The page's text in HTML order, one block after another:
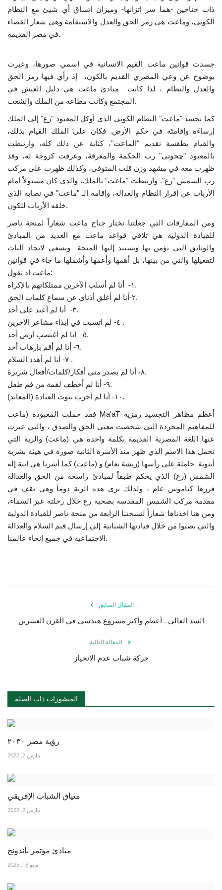
إرث جمال عبدالناصر
شروط وأحكام منحة ناصر للقيادة الدولية
منحة ناصر للقيادة الدولية
مرجعياتنا
المواطن العالمي
الرواد
فرص
وثائق
الفيديوهات
الرعاة
الشركاء
Gallery
لغة
English
French Arabic
ذات جناحين -هما سر اتزانها- وميزان اتساق أي شيئ مع النظام
الكوني، وماعت هي رمز الحق والعدل والاستقامة وهي شعار القضاء
في مصر القديمة.
جسدت قوانين ماعت القيم الانسانية في اسمي صورها، وعبرت
بوضوح عن وعي المصري القديم بالكون، إذ رأي فيها رمز الحق
والعدل والنظام ، لذا كانت مبادئ ماعت هي دليل العيش في
المجتمع وكانت مطاعة من الملك والشعب.
كما تجسد "ماعت" النظام الكونى الذى أوكل المعبود "رع" إلى الملك
إرساءَه وإقامتَه في حكم الأرض. فكان على الملك القيام بذلك،
والقيام بطقسة تقديم "الماعت"، كناية عن ذلك كله، وارتبطت
بالمعبود "چحوتى" رب الحكمة والمعرفة، وعرفت كزوجة له، وقد
ظهرت معه في مشهد وزن قلب المتوفى، وكذلك ظهرت على مركب
رب الشمس "رع". وارتبطت "ماعت" بالملك، والذى كان مسئولاً أمام
الأرباب عن إقرار النظام والعدالة، وإقامة الـ "ماعت" في نصابه الذى
خلقه الأرباب للكون.
ومن المفارقات التي جعلتنا نختار جناح ماعت شعاراً لمنحة ناصر
للقيادة الدولية هي تلاقي قواعد ماعت مع العديد من المبادئ
والوثائق التي تؤمن بها ونستند إليها المنحة ونسعي لايجاد آليات
لتفعيلها والتي من بينها، بل أهمها وأعمها وأشملها ما جاء في قوانين
ماعت اذ تقول:
١- أنا لم أسلب الآخرين ممتلكاتهم بالإكراه.
٢-أنا لم أغلق أذناى عن سماع كلمات الحق.
٣- أنا لم أعتد على أحد.
٤- لم اتسبب في إيذاء مشاعر الآخرين .
٥- أنا لم أغتصب أرض أحد.
٦- أنا لم أقم بإرهاب أحد.
٧- أنا لم أهدد السلام .
٨- أنا لم يصدر منى أفكار/كلمات/أفعال شريرة.
٩- أنا لم أخطف لقمة من فم طفل.
١٠- أنا لم أخرب بيوت العبادة (المعابد).
فقد حملت المعبودة (ماعت Ma'aT أعظم مظاهر التجسيد رمزية
للمفاهيم المجردة التي شخصت معنى الحق والصدق ، والتي عبرت
عنها اللغة المصرية القديمة بكلمة واحدة هي (ماعت) والربة التي
تحمل هذا الاسم الذي ظهر منذ الأسرة الثانية صورة في هيئة بشرية
أنثوية حاملة على رأسها (ريشة نعام) و (ماعت) كما أشرنا هي ابنة إله
الشمس (رع) الذي يحكم طبقاً لمبادئ راسخة من الحق والعدالة
قررها كناموس عام ، ولذلك نرى هذه الربة دوماً وهي تقف في
مقدمة مركب الشمس المقدسة بصحبة رع خلال رحلته عبر السماء،
ومن هنا اخذناها شعاراً لنسختنا الرابعة من منحة ناصر للقيادة الدولية
والتي نصبوا من خلال قيادتها الشبابية إلي إرسال قيم السلام والعدالة
الاجتماعية في جميع انحاء عالمنا.
المقال السابق
السد العالي.. أعظم وأكبر مشروع هندسي في القرن العشرين
المقالة التالية
حركة شباب عدم الانحياز
المنشورات ذات الصلة
رؤية مصر ٢٠٣٠
مارس 2, 2022
مثياق الشباب الإفريقي
مارس 2, 2022
مبادئ مؤتمر باندونج
مايو 18, 2025